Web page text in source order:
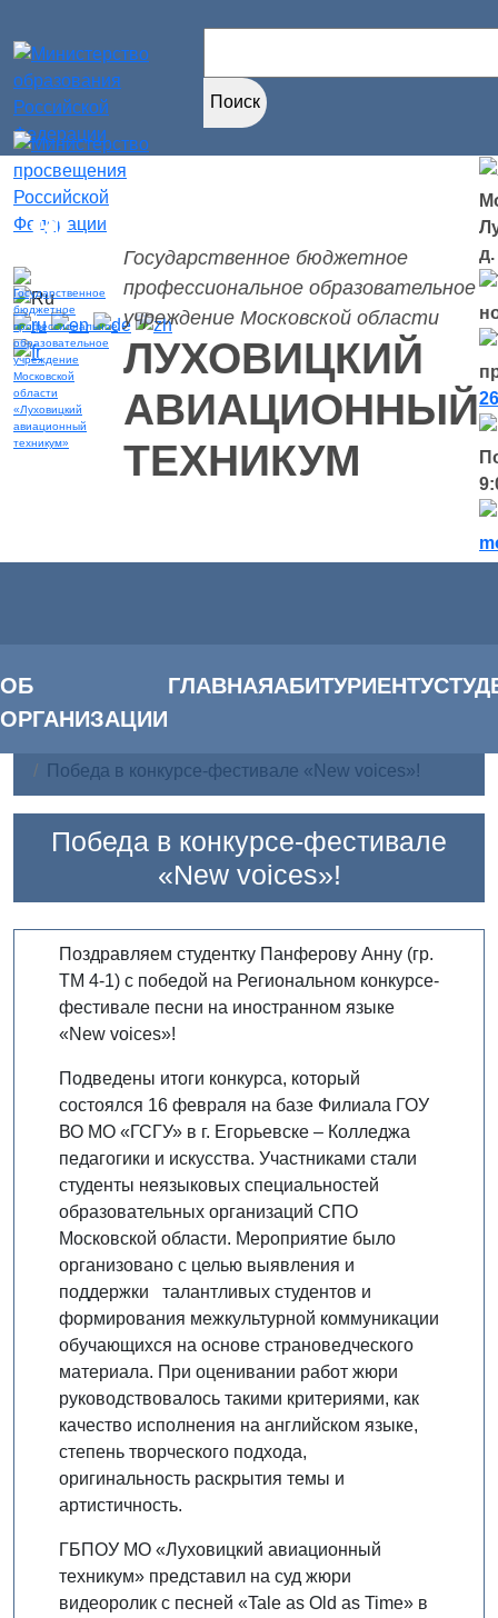
слабовидящих
Государственное бюджетное
профессиональное образовательное
учреждение Московской области
ЛУХОВИЦКИЙ
АВИАЦИОННЫЙ
ТЕХНИКУМ
д.
ОБ
ОРГАНИЗАЦИИ
ГЛАВНАЯАБИТУРИЕНТУ
Победа в конкурсе-фестивале «New voices»!
Победа в конкурсе-фестивале
«New voices»!
Поздравляем студентку Панферову Анну (гр.
ТМ 4-1) с победой на Региональном конкурсе-
фестивале песни на иностранном языке
«New voices»!
Подведены итоги конкурса, который
состоялся 16 февраля на базе Филиала ГОУ
ВО МО «ГСГУ» в г. Егорьевске – Колледжа
педагогики и искусства. Участниками стали
студенты неязыковых специальностей
образовательных организаций СПО
Московской области. Мероприятие было
организовано с целью выявления и
поддержки талантливых студентов и
формирования межкультурной коммуникации
обучающихся на основе страноведческого
материала. При оценивании работ жюри
руководствовалось такими критериями, как
качество исполнения на английском языке,
степень творческого подхода,
оригинальность раскрытия темы и
артистичность.
ГБПОУ МО «Луховицкий авиационный
техникум» представил на суд жюри
видеоролик с песней «Tale as Old as Time» в